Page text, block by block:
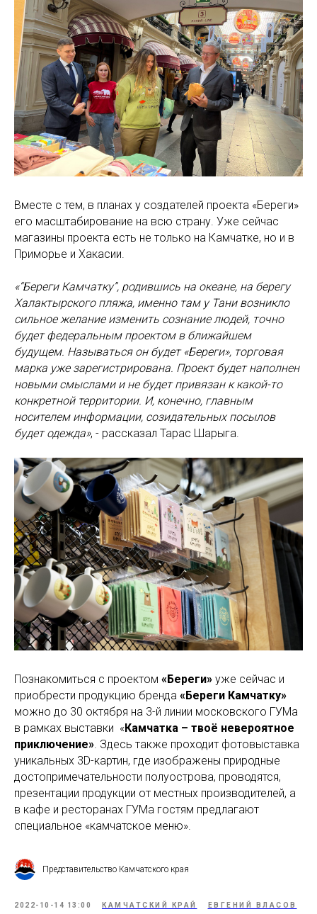
Вместе с тем, в планах у создателей проекта «Береги»
его масштабирование на всю страну. Уже сейчас
магазины проекта есть не только на Камчатке, но и в
Приморье и Хакасии.
«“Береги Камчатку”, родившись на океане, на берегу
Халактырского пляжа, именно там у Тани возникло
сильное желание изменить сознание людей, точно
будет федеральным проектом в ближайшем
будущем. Называться он будет «Береги», торговая
марка уже зарегистрирована. Проект будет наполнен
новыми смыслами и не будет привязан к какой-то
конкретной территории. И, конечно, главным
носителем информации, созидательных посылов
будет одежда», - рассказал Тарас Шарыга.
Познакомиться с проектом «Береги» уже сейчас и
приобрести продукцию бренда «Береги Камчатку»
можно до 30 октября на 3-й линии московского ГУМа
в рамках выставки «Камчатка – твоё невероятное
приключение» . Здесь также проходит фотовыставка
уникальных 3D-картин, где изображены природные
достопримечательности полуострова, проводятся,
презентации продукции от местных производителей, а
в кафе и ресторанах ГУМа гостям предлагают
специальное «камчатское меню».
Представительство Камчатского края
2022-10-14 13:00 КАМЧАТСКИЙ КРАЙ ЕВГЕНИЙ ВЛАСОВ